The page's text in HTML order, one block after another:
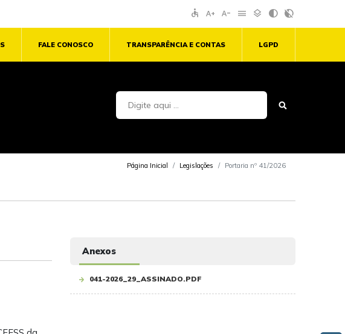
accessible text_increase text_decrease menu layers contrast contrast_rtl_off
FALE CONOSCO TRANSPARÊNCIA E CONTAS LGPD
Página Inicial Legislações Portaria nº 41/2026
Anexos
041-2026_29_ASSINADO.PDF